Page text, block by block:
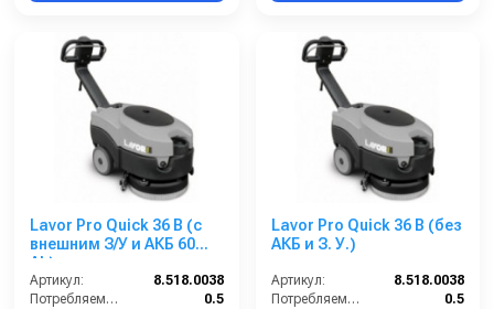
Lavor Pro Quick 36 B (с
внешним З/У и АКБ 60
Ah)
Артикул:
8.518.0038
Потребляемая мощность (кВт):
0.5
Lavor Pro Quick 36 B (без
АКБ и З. У.)
Артикул:
8.518.0038
Потребляемая мощность (кВт):
0.5